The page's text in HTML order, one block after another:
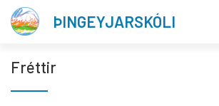
Fara
ÞINGEYJARSKÓLI
Fréttir